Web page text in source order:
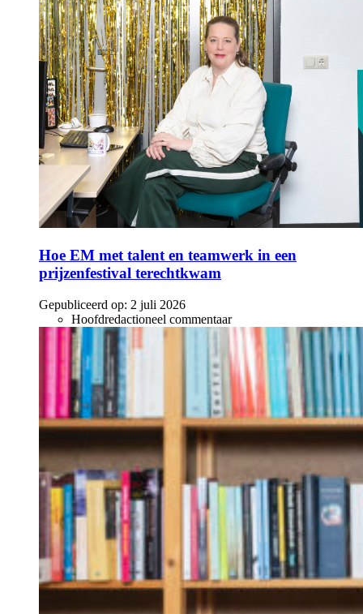
Hoe EM met talent en teamwerk in een
prijzenfestival terechtkwam
Gepubliceerd op: 2 juli 2026
Hoofdredactioneel commentaar